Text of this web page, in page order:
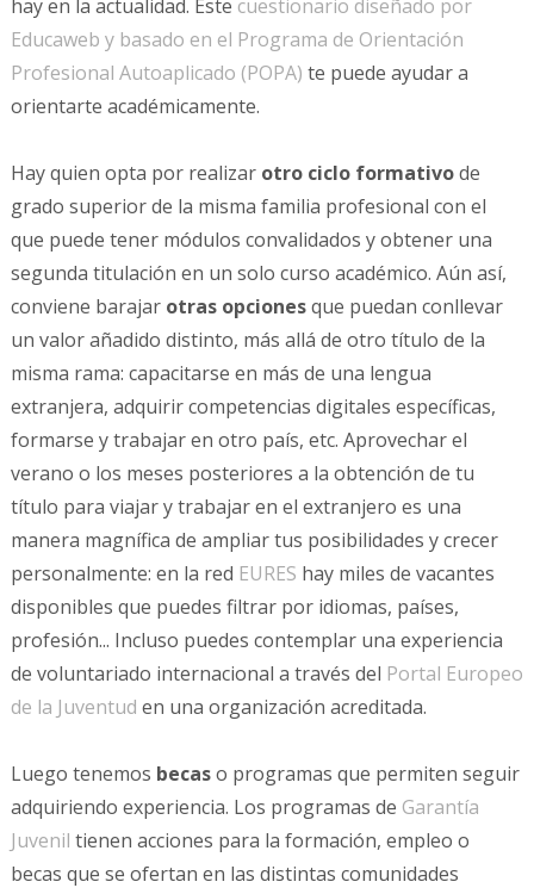
hay en la actualidad. Este cuestionario diseñado por
Educaweb y basado en el Programa de Orientación
Profesional Autoaplicado (POPA) te puede ayudar a
orientarte académicamente.
Hay quien opta por realizar otro ciclo formativode
grado superior de la misma familia profesional con el
que puede tener módulos convalidados y obtener una
segunda titulación en un solo curso académico. Aún así,
conviene barajar otras opcionesque puedan conllevar
un valor añadido distinto, más allá de otro título de la
misma rama: capacitarse en más de una lengua
extranjera, adquirir competencias digitales específicas,
formarse y trabajar en otro país, etc. Aprovechar el
verano o los meses posteriores a la obtención de tu
título para viajar y trabajar en el extranjero es una
manera magnífica de ampliar tus posibilidades y crecer
personalmente: en la red EURES hay miles de vacantes
disponibles que puedes filtrar por idiomas, países,
profesión... Incluso puedes contemplar una experiencia
de voluntariado internacional a través del Portal Europeo
de la Juventud en una organización acreditada.
Luego tenemos becaso programas que permiten seguir
adquiriendo experiencia. Los programas de Garantía
Juvenil tienen acciones para la formación, empleo o
becas que se ofertan en las distintas comunidades